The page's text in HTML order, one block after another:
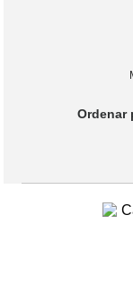
Ordenar